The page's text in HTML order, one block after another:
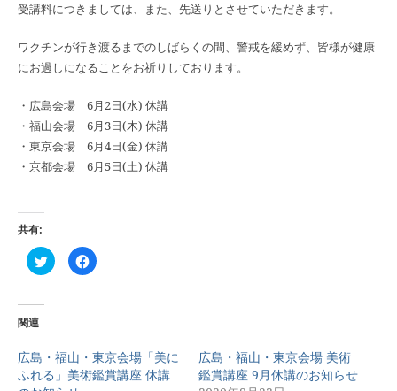
受講料につきましては、また、先送りとさせていただきます。
ワクチンが行き渡るまでのしばらくの間、警戒を緩めず、皆様が健康
にお過しになることをお祈りしております。
・広島会場 6月2日(水) 休講
・福山会場 6月3日(木) 休講
・東京会場 6月4日(金) 休講
・京都会場 6月5日(土) 休講
共有:
ク
リ
有
(新
し
い
Facebook
で
リ
ッ
ク
し
関連
広島・福山・東京会場「美に
ふれる」美術鑑賞講座 休講
広島・福山・東京会場 美術
鑑賞講座 9月休講のお知らせ